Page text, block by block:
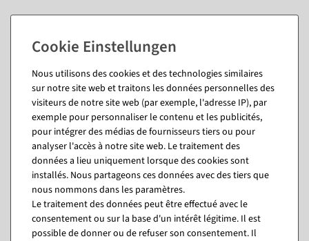
Vous pourriez aussi aimer (8)
Nous utilisons des cookies et des technologies similaires
sur notre site web et traitons les données personnelles des
visiteurs de notre site web (par exemple, l'adresse IP), par
exemple pour personnaliser le contenu et les publicités,
pour intégrer des médias de fournisseurs tiers ou pour
analyser l'accès à notre site web. Le traitement des
données a lieu uniquement lorsque des cookies sont
installés. Nous partageons ces données avec des tiers que
nous nommons dans les paramètres.
Le traitement des données peut être effectué avec le
consentement ou sur la base d'un intérêt légitime. Il est
possible de donner ou de refuser son consentement. Il